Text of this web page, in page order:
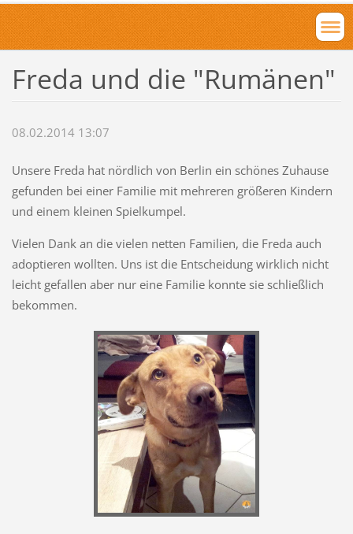
Freda und die "Rumänen"
08.02.2014 13:07
Unsere Freda hat nördlich von Berlin ein schönes Zuhause
gefunden bei einer Familie mit mehreren größeren Kindern
und einem kleinen Spielkumpel.
Vielen Dank an die vielen netten Familien, die Freda auch
adoptieren wollten. Uns ist die Entscheidung wirklich nicht
leicht gefallen aber nur eine Familie konnte sie schließlich
bekommen.